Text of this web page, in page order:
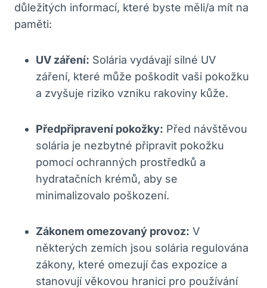
důležitých informací, které byste měli/a mít na
paměti:
UV záření: Solária vydávají silné UV
záření, které může poškodit vaši pokožku
a zvyšuje riziko vzniku rakoviny kůže.
Předpřipravení pokožky: Před návštěvou
solária je nezbytné připravit pokožku
pomocí ochranných prostředků a
hydratačních krémů, aby se
minimalizovalo poškození.
Zákonem omezovaný provoz: V
některých zemích jsou solária regulována
zákony, které omezují čas expozice a
stanovují věkovou hranici pro používání